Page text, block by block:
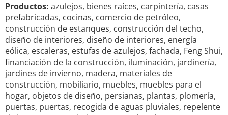
Productos: azulejos, bienes raíces, carpintería, casas
prefabricadas, cocinas, comercio de petróleo,
construcción de estanques, construcción del techo,
diseño de interiores, diseño de interiores, energía
eólica, escaleras, estufas de azulejos, fachada, Feng Shui,
financiación de la construcción, iluminación, jardinería,
jardines de invierno, madera, materiales de
construcción, mobiliario, muebles, muebles para el
hogar, objetos de diseño, persianas, plantas, plomería,
puertas, puertas, recogida de aguas pluviales, repelente